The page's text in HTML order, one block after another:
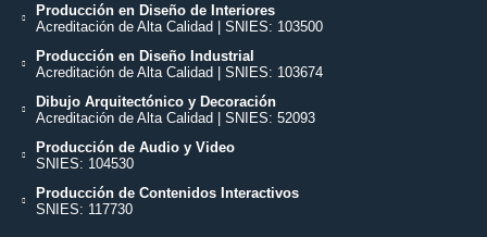
Producción en Diseño de Interiores
Acreditación de Alta Calidad | SNIES: 103500
Producción en Diseño Industrial
Acreditación de Alta Calidad | SNIES: 103674
Dibujo Arquitectónico y Decoración
Acreditación de Alta Calidad | SNIES: 52093
Producción de Audio y Video
SNIES: 104530
Producción de Contenidos Interactivos
SNIES: 117730